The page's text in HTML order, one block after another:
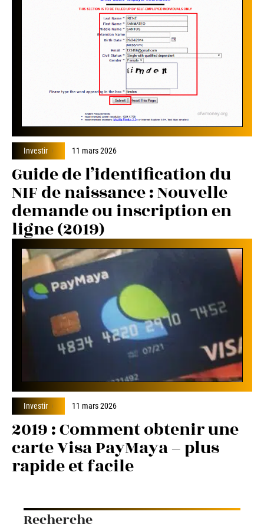
Investir 11 mars 2026
Guide de l’identification du
NIF de naissance : Nouvelle
demande ou inscription en
ligne (2019)
Investir 11 mars 2026
2019 : Comment obtenir une
carte Visa PayMaya – plus
rapide et facile
Recherche